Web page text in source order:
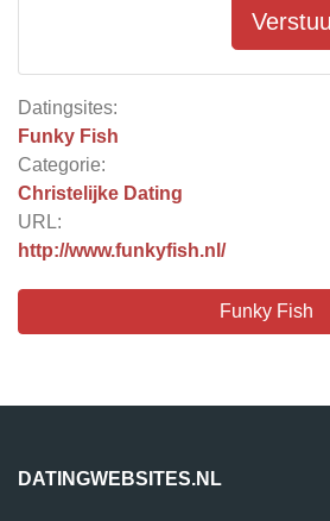
Datingsites:
Funky Fish
Categorie:
Christelijke Dating
URL:
http://www.funkyfish.nl/
Funky Fish
DATINGWEBSITES.NL